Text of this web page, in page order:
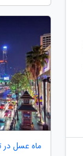
ماه عسل در